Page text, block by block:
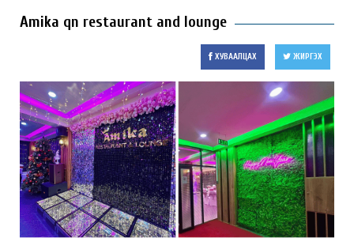
Amika qn restaurant and lounge
ХУВААЛЦАХ ЖИРГЭХ